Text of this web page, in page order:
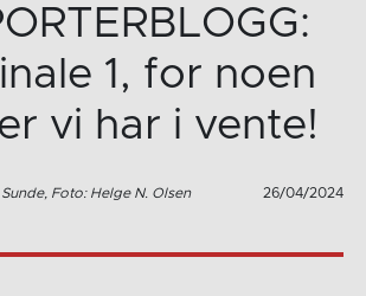
1, for noen
vi har i vente!
Foto: Helge N. Olsen 26/04/2024